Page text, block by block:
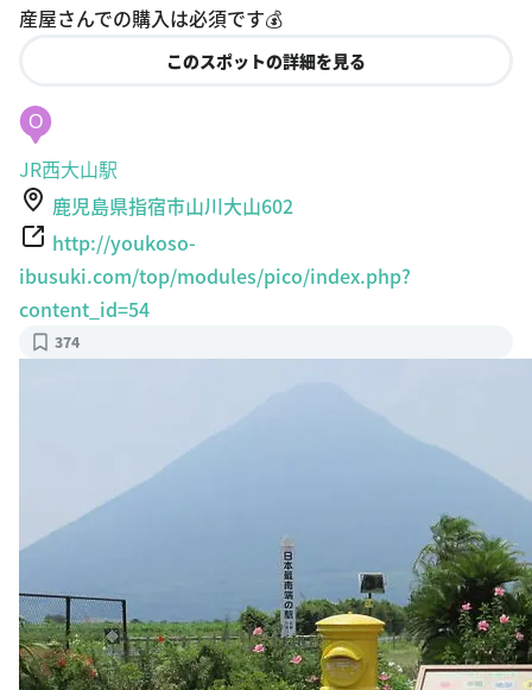
産屋さんでの購入は必須です💰
このスポットの詳細を見る
O
JR西大山駅
鹿児島県指宿市山川大山602
http://youkoso-
ibusuki.com/top/modules/pico/index.php?
content_id=54
374